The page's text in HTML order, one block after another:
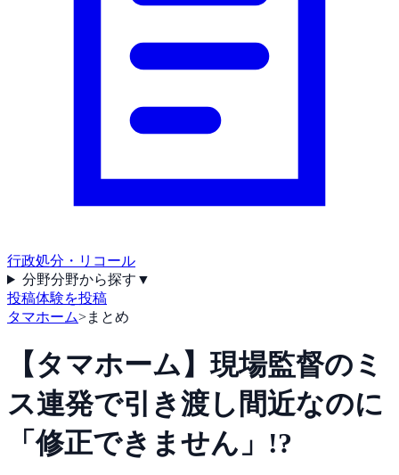
行政処分・リコール
分野分野から探す ▼
投稿体験を投稿
タマホーム>まとめ
【タマホーム】現場監督のミ
ス連発で引き渡し間近なのに
「修正できません」!?